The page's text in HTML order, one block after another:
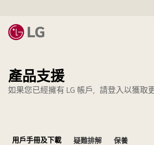
產品支援
如果您已經擁有 LG 帳戶，請登入以獲取
用戶手冊及下載 疑難排解 保養